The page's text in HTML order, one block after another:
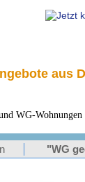
aus
WG-
"WG